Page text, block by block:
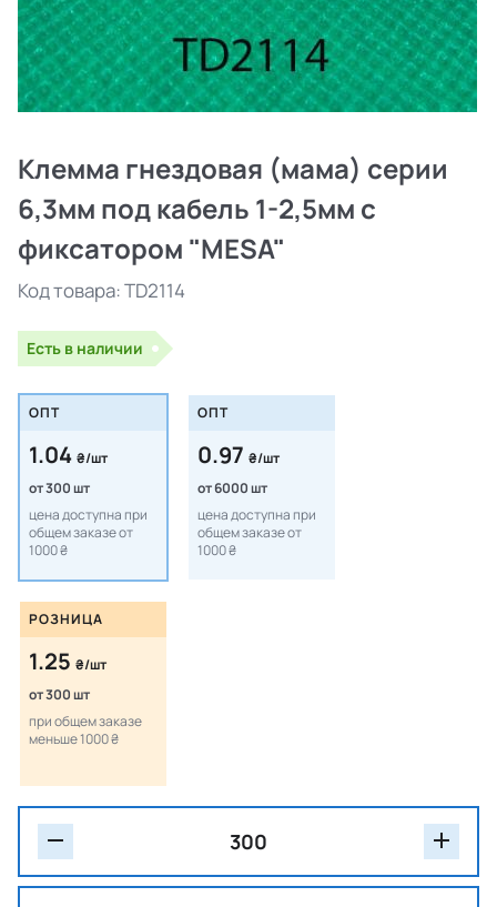
Клемма гнездовая (мама) серии
6,3мм под кабель 1-2,5мм с
фиксатором "MESA"
Код товара:TD2114
Есть в наличии
ОПТ
1.04 ₴/шт
от 300 шт
цена доступна при
общем заказе от
1000 ₴
ОПТ
0.97 ₴/шт
от 6000 шт
цена доступна при
общем заказе от
1000 ₴
РОЗНИЦА
1.25 ₴/шт
от 300 шт
при общем заказе
меньше 1000 ₴